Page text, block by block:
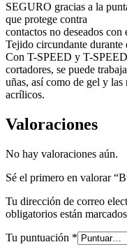
SEGURO gracias a la
que protege contra
contactos no deseados con
Tejido circundante durante
Con T-SPEED y T-
cortadores, se puede
uñas, así como de gel y las
acrílicos.
Valoraciones
No hay valoraciones aún.
Sé el primero en valorar
Tu dirección de correo
obligatorios están
Tu puntuación *